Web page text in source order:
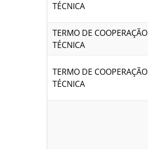
TÉCNICA
TERMO DE COOPERAÇÃO
TÉCNICA
TERMO DE COOPERAÇÃO
TÉCNICA